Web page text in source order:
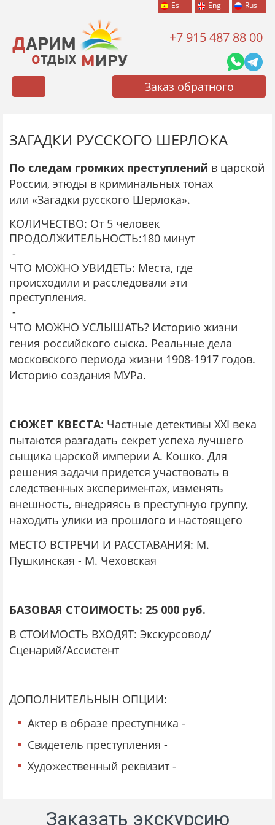
+7 915 487 88 00
Rus
Eng
Es
ЗАГАДКИ РУССКОГО ШЕРЛОКА
По следам громких преступлений в царской
России, этюды в криминальных тонах
или «Загадки русского Шерлока».
КОЛИЧЕСТВО: От 5 человек
ПРОДОЛЖИТЕЛЬНОСТЬ:180 минут
-
ЧТО МОЖНО УВИДЕТЬ: Места, где
происходили и расследовали эти
преступления.
-
ЧТО МОЖНО УСЛЫШАТЬ? Историю жизни
гения российского сыска. Реальные дела
московского периода жизни 1908-1917 годов.
Историю создания МУРа.
СЮЖЕТ КВЕСТА: Частные детективы XXI века
пытаются разгадать секрет успеха лучшего
сыщика царской империи А. Кошко. Для
решения задачи придется участвовать в
следственных экспериментах, изменять
внешность, внедряясь в преступную группу,
находить улики из прошлого и настоящего
МЕСТО ВСТРЕЧИ И РАССТАВАНИЯ: М.
Пушкинская - М. Чеховская
БАЗОВАЯ СТОИМОСТЬ: 25 000 руб.
В СТОИМОСТЬ ВХОДЯТ: Экскурсовод/
Сценарий/Ассистент
ДОПОЛНИТЕЛЬНЫН ОПЦИИ:
Актер в образе преступника -
Свидетель преступления -
Художественный реквизит -
Заказ обратного
звонка
Заказать экскурсию